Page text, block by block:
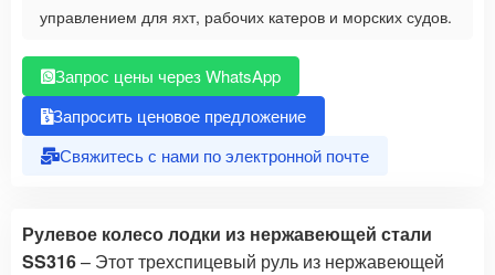
управлением для яхт, рабочих катеров и морских судов.
Запрос цены через WhatsApp
Запросить ценовое предложение
Свяжитесь с нами по электронной почте
Рулевое колесо лодки из нержавеющей стали
SS316– Этот трехспицевый руль из нержавеющей